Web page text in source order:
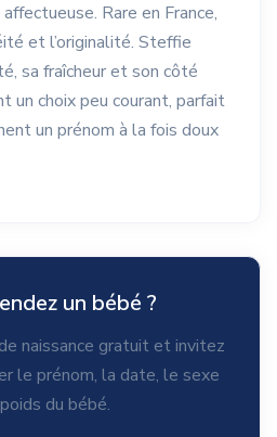
Rare en France,
et l’originalité. Steffie
sa fraîcheur et son côté
un choix peu courant, parfait
un prénom à la fois doux
un bébé ?
naissance gratuit et invitez
le prénom, la date, le sexe
du bébé.